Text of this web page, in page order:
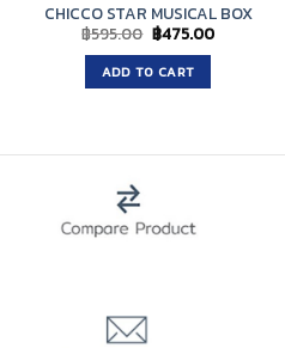
CHICCO STAR MUSICAL BOX
฿595.00 Original
price
was:
฿595.00.
฿475.00Current
price
ADD TO CART